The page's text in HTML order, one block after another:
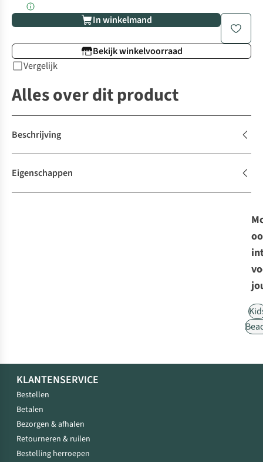
In winkelmand
Bekijk winkelvoorraad
Vergelijk
Alles over dit product
Beschrijving
Eigenschappen
KLANTENSERVICE
Bestellen
Betalen
Bezorgen & afhalen
Retourneren & ruilen
Bestelling herroepen